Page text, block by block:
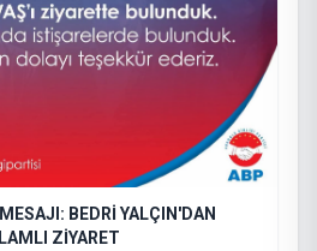
BEDRİ YALÇIN'DAN
ZİYARET